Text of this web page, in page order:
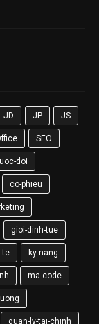
JD JP JS
SEO
doi
co-phieu
gioi-dinh-tue
te ky-nang
ma-code
quan-ly-tai-chinh